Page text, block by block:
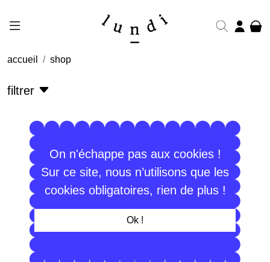
On n'échappe pas aux cookies !
Sur ce site, nous n’utilisons que les
cookies obligatoires, rien de plus !
Ok !
accueil shop
filtrer